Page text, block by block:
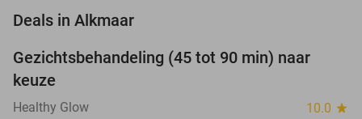
Deals in Alkmaar
TODAY
Gezichtsbehandeling (45 tot 90 min) naar
keuze
Healthy Glow 10.0 star